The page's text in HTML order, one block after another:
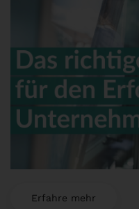
Erfahre mehr